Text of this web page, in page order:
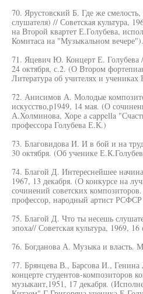
70. Ярустовский Б. Где же
слушателя) // Советская культура,
на Второй квартет Е.Голубева,
Комитаса на "Музыкальном вечере").
71. Яцевич Ю. Концерт Е. Голубева
24 октября, с.2. (О Втором
Литература об учителях и учениках
72. Анисимов А. Молодые
искусство,р1949, 14 мая. (О
А.Холминова, Хоре а cappella
профессора Голубева Е.К.)
73. Благовидова И. И в бой и на
30 октября. (Об ученике
74. Благой Д. Интереснейшее
1967, 13 декабря. (О конкурсе на
сочинений советских
профессор, народный артист
75. Благой Д. Что ты несешь
эпоха// Советская культура, 1969, 16
76. Богданова А. Музыка и власть.
77. Брянцева В., Барсова И.,
концерте студентов-композиторов
музыкант,1951, 17 декабря.